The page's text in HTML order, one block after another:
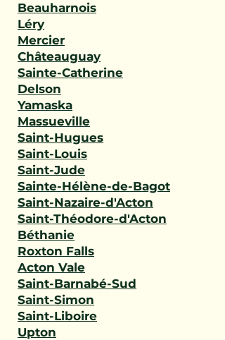
Beauharnois
Léry
Mercier
Châteauguay
Sainte-Catherine
Delson
Yamaska
Massueville
Saint-Hugues
Saint-Louis
Saint-Jude
Sainte-Hélène-de-Bagot
Saint-Nazaire-d'Acton
Saint-Théodore-d'Acton
Béthanie
Roxton Falls
Acton Vale
Saint-Barnabé-Sud
Saint-Simon
Saint-Liboire
Upton